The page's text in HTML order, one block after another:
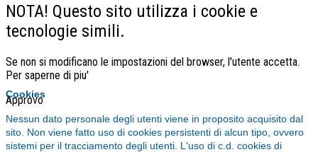
NOTA! Questo sito utilizza i cookie e
tecnologie simili.
Se non si modificano le impostazioni del browser, l'utente accetta.
Per saperne di piu'
Approvo
Cookies
Nessun dato personale degli utenti viene in proposito acquisito dal
sito. Non viene fatto uso di cookies persistenti di alcun tipo, ovvero
sistemi per il tracciamento degli utenti. L'uso di c.d. cookies di